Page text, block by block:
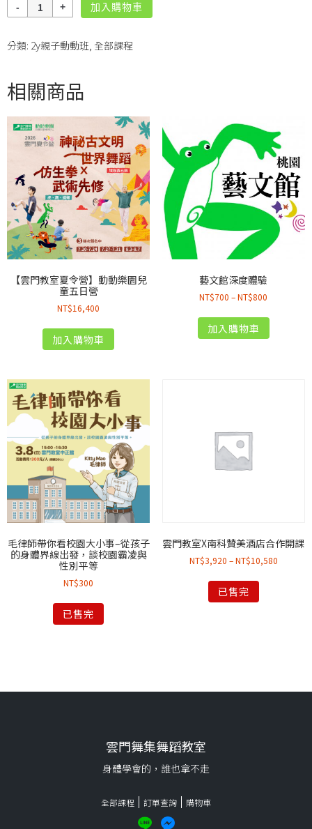
量
加入購物車
分類: 2y親子動動班 全部課程
相關商品
【雲門教室夏令營】動動樂園兒
童五日營
NT$16,400
加入購物車
藝文館深度體驗
NT$700 –NT$800
加入購物車
毛律師帶你看校園大小事–從孩子
的身體界線出發，談校園霸凌與
性別平等
NT$300
已售完
雲門教室X南科贊美酒店合作開課
NT$3,920 –NT$10,580
已售完
雲門舞集舞蹈教室
身體學會的，誰也拿不走
全部課程 訂單查詢 購物車